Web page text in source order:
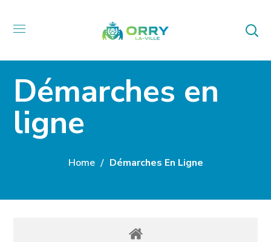
Démarches en
ligne
Home Démarches En Ligne